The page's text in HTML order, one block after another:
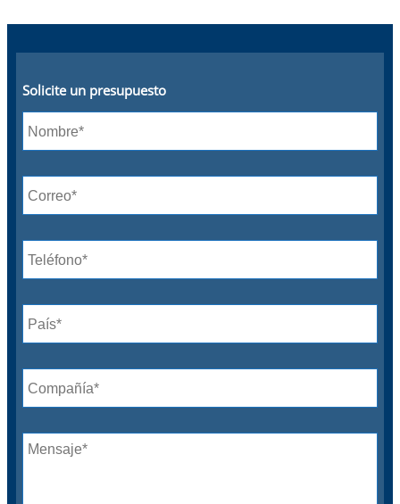
Solicite un presupuesto